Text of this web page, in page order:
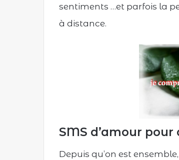
e
sentiments …et parfois la
à distance.
SMS d’amour pour
Depuis qu’on est